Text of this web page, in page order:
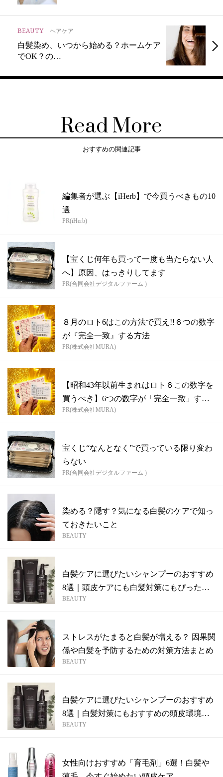
BEAUTY ヘアケア
白髪染め、いつから始める？ホームケア
でOK？の…
Read More
おすすめの関連記事
編集者が選ぶ【iHerb】で今買うべきもの10
選
PR(iHerb)
【宝くじ何年も買って一度も当たらない人
へ】原因、はっきりしてます
PR(合同会社デジタルファーム )
８月のロト6はこの方法で買え!!６つの数字
が『完全一致』する方法
PR(株式会社MURA)
【昭和43年以前生まれはロト６この数字を
買うべき】6つの数字が「完全一致」する
方...
PR(株式会社MURA)
宝くじ“なんとなく”で買っている限り変わ
らない
PR(合同会社デジタルファーム )
染める？隠す？気になる白髪のケアで知っ
ておきたいこと
BEAUTY
白髪ケアに選びたいシャンプーのおすすめ
8選｜頭皮ケアにも白髪対策にもぴったり
のア...
BEAUTY
ストレスがたまると白髪が増える？ 因果関
係や白髪を予防するための対策方法まとめ
BEAUTY
白髪ケアに選びたいシャンプーのおすすめ
8選｜白髪対策にもおすすめの頭皮環境を
整え...
BEAUTY
女性向けおすすめ「育毛剤」6選！白髪や